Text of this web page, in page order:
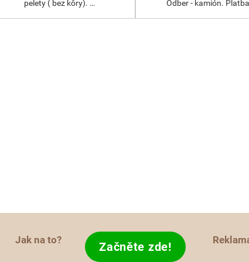
pelety ( bez kôry). …
Odber - kamión.
Jak na to? Začněte zde!